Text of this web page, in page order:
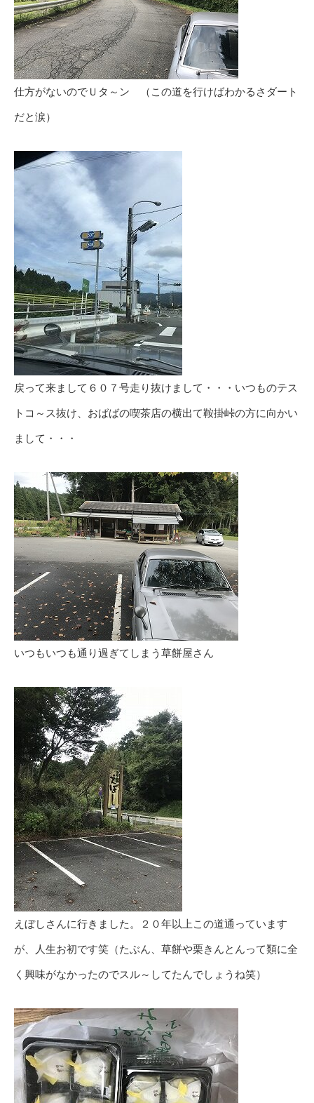
仕方がないのでＵタ～ン （この道を行けばわかるさダート
だと涙）
戻って来まして６０７号走り抜けまして・・・いつものテス
トコ～ス抜け、おばばの喫茶店の横出て鞍掛峠の方に向かい
まして・・・
いつもいつも通り過ぎてしまう草餅屋さん
えぼしさんに行きました。２０年以上この道通っています
が、人生お初です笑（たぶん、草餅や栗きんとんって類に全
く興味がなかったのでスル～してたんでしょうね笑）